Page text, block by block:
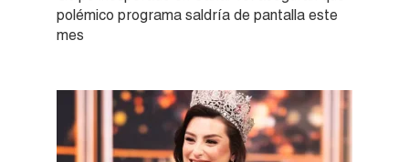
polémico programa saldría de pantalla este
mes